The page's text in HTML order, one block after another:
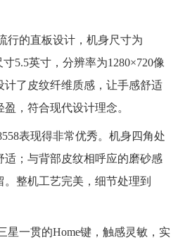
行的直板设计，机身尺寸为
寸5.5英寸，分辨率为1280×720像
了皮纹纤维质感，让手感舒适
，符合现代设计理念。
表现得非常优秀。机身四角处
；与背部皮纹相呼应的磨砂感
整机工艺完美，细节处理到
星一贯的Home键，触感灵敏，实